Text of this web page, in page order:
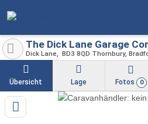
The Dick Lane Garage
Dick Lane BD3 8QD Thornbury,
Übersicht Lage Fotos 0